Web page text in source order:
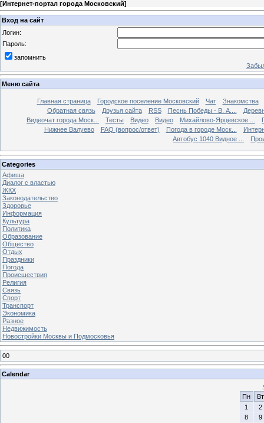
[Интернет-портал города Московский]
Вход на сайт
Логин:
Пароль:
запомнить
Меню сайта
Главная страница Городское поселение Московский Чат
Знакомства
Обратная связь
Друзья сайта RSS Песнь Победы - В. А....
Видеочат города Моск...
Тесты Видео Видео Михайлово-Ярцевское ...
Нижнее Валуево
FAQ (вопрос/ответ) Погода в городе Моск...
Автобус 1040 Видное ...
Categories
Афиша
Диалог с властью
ЖКХ
Законодательство
Здоровье
Информация
Культура
Политика
Образование
Общество
Отдых
Праздники
Погода
Происшествия
Религия
Связь
Спорт
Транспорт
Экономика
Разное
Недвижимость
Новостройки Москвы и Подмосковья
00
Calendar
Пн
Вт
1
2
8
9